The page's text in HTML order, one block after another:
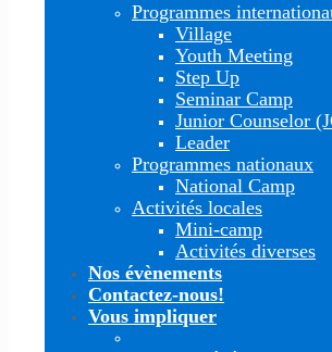
Programmes
Village
Youth Meeting
Step Up
Seminar Camp
Junior Counselor
Leader
Programmes nationaux
National Camp
Activités locales
Mini-camp
Activités diverses
Nos évènements
Contactez-nous!
Vous impliquer